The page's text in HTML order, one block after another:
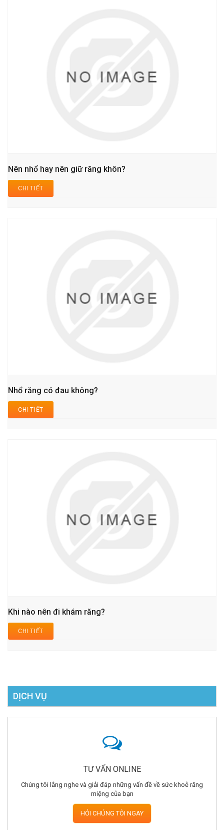
Nên nhổ hay nên giữ răng khôn?
CHI TIẾT
Nhổ răng có đau không?
CHI TIẾT
Khi nào nên đi khám răng?
CHI TIẾT
DỊCH VỤ
TƯ VẤN ONLINE
Chúng tôi lắng nghe và giải đáp những vấn đề về sức khoẻ răng
miệng của bạn
HỎI CHÚNG TÔI NGAY